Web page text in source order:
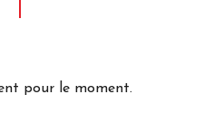
pour le moment.